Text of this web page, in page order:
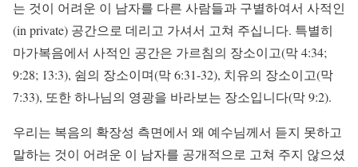
는 것이 어려운 이 남자를 다른 사람들과 구별하여서 사적인
(in private) 공간으로 데리고 가셔서 고쳐 주십니다. 특별히
마가복음에서 사적인 공간은 가르침의 장소이고(막 4:34;
9:28; 13:3), 쉼의 장소이며(막 6:31-32), 치유의 장소이고(막
7:33), 또한 하나님의 영광을 바라보는 장소입니다(막 9:2).
우리는 복음의 확장성 측면에서 왜 예수님께서 듣지 못하고
말하는 것이 어려운 이 남자를 공개적으로 고쳐 주지 않으셨